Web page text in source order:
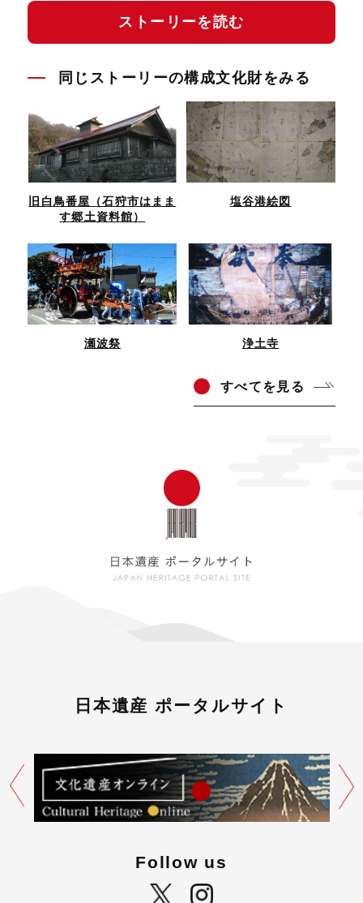
ストーリーを読む
同じストーリーの構成文化財をみる
旧白鳥番屋（石狩市はまま
す郷土資料館）
塩谷港絵図
瀬波祭 浄土寺
すべてを見る
日本遺産 ポータルサイト
Follow us